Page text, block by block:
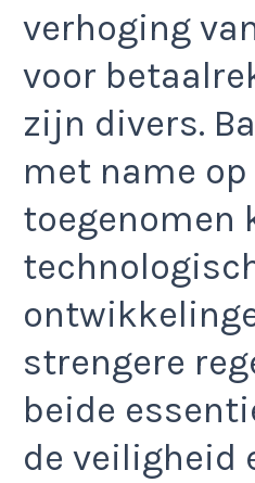
verhoging
voor
zijn divers.
met name op
toegenomen
strengere
beide
de veiligheid